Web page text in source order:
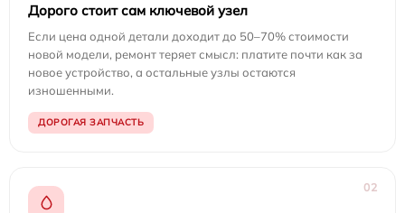
Дорого стоит сам ключевой узел
Если цена одной детали доходит до 50–70% стоимости
новой модели, ремонт теряет смысл: платите почти как за
новое устройство, а остальные узлы остаются
изношенными.
ДОРОГАЯ ЗАПЧАСТЬ
02